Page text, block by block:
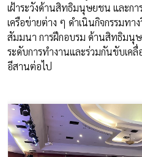
เฝ้าระวังด้านสิทธิมนุษยชน และ
เครือข่ายต่าง ๆ ดำเนินกิจกรรมทา
สัมมนา การฝึกอบรม ด้านสิทธิมนุษ
ระดับการทำงานและร่วมกันขับเ
อีสานต่อไป